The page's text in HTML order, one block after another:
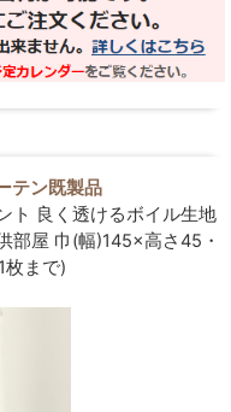
テン既製品
ト 良く透けるボイル生地
部屋 巾(幅)145×高さ45・
枚まで)